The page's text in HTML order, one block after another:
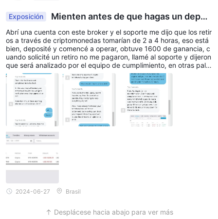
Exposición
Mienten antes de que hagas un depós
ito y bloquean los retiros.
Abrí una cuenta con este broker y el soporte me dijo que los retir
os a través de criptomonedas tomarían de 2 a 4 horas, eso está
bien, deposité y comencé a operar, obtuve 1600 de ganancia, c
uando solicité un retiro no me pagaron, llamé al soporte y dijeron
que será analizado por el equipo de cumplimiento, en otras pala
bras, otro broker mentiroso que solo engaña a los traders.
2024-06-27 Brasil
Desplácese hacia abajo para ver más